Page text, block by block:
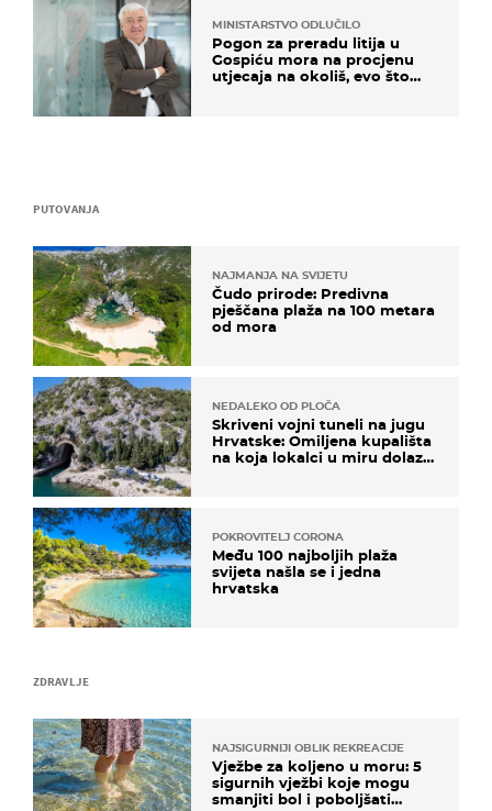
ZDRAVLJE
NAJSIGURNIJI OBLIK REKREACIJE
Vježbe za koljeno u moru: 5
sigurnih vježbi koje mogu
smanjiti bol i poboljšati
PUTOVANJA
NAJMANJA NA SVIJETU
Čudo prirode: Predivna
pješčana plaža na 100 metara
od mora
NEDALEKO OD PLOČA
Skriveni vojni tuneli na jugu
Hrvatske: Omiljena kupališta
na koja lokalci u miru dolaze
POKROVITELJ CORONA
Među 100 najboljih plaža
svijeta našla se i jedna
hrvatska
MINISTARSTVO ODLUČILO
Pogon za preradu litija u
Gospiću mora na procjenu
utjecaja na okoliš, evo što